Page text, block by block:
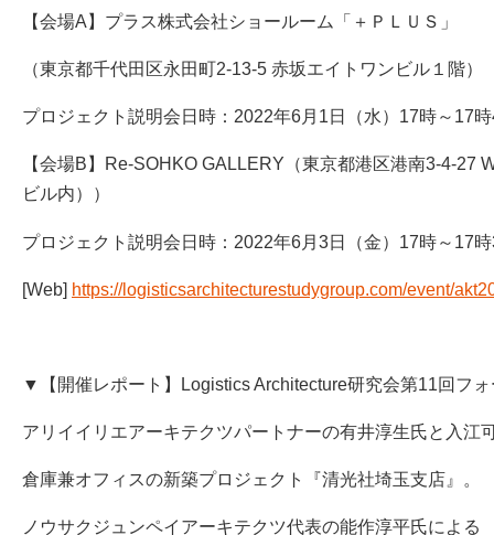
【会場A】プラス株式会社ショールーム「＋ＰＬＵＳ」
（東京都千代田区永田町2-13-5 赤坂エイトワンビル１階）
プロジェクト説明会日時：2022年6月1日（水）17時～17
【会場B】Re-SOHKO GALLERY（東京都港区港南3-4-27
ビル内））
プロジェクト説明会日時：2022年6月3日（金）17時～17
[Web] https://logisticsarchitecturestudygroup.com/event/
▼【開催レポート】Logistics Architecture研究会第11回フ
アリイイリエアーキテクツパートナーの有井淳生氏と入江
倉庫兼オフィスの新築プロジェクト『清光社埼玉支店』。
ノウサクジュンペイアーキテクツ代表の能作淳平氏による